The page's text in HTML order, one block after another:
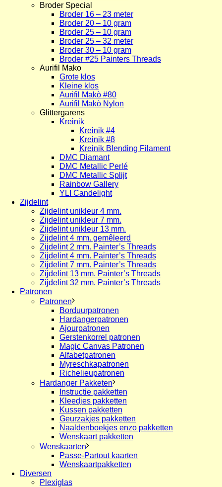
Broder Special
Broder 16 – 23 meter
Broder 20 – 10 gram
Broder 25 – 10 gram
Broder 25 – 32 meter
Broder 30 – 10 gram
Broder #25 Painters Threads
Aurifil Mako
Grote klos
Kleine klos
Aurifil Makò #80
Aurifil Makò Nylon
Glittergarens
Kreinik
Kreinik #4
Kreinik #8
Kreinik Blending Filament
DMC Diamant
DMC Metallic Perlé
DMC Metallic Splijt
Rainbow Gallery
YLI Candelight
Zijdelint
Zijdelint unikleur 4 mm.
Zijdelint unikleur 7 mm.
Zijdelint unikleur 13 mm.
Zijdelint 4 mm. gemêleerd
Zijdelint 2 mm. Painter’s Threads
Zijdelint 4 mm. Painter’s Threads
Zijdelint 7 mm. Painter’s Threads
Zijdelint 13 mm. Painter’s Threads
Zijdelint 32 mm. Painter’s Threads
Patronen
Patronen
Borduurpatronen
Hardangerpatronen
Ajourpatronen
Gerstenkorrel patronen
Magic Canvas Patronen
Alfabetpatronen
Myreschkapatronen
Richelieupatronen
Hardanger Pakketen
Instructie pakketten
Kleedjes pakketten
Kussen pakketten
Geurzakjes pakketten
Naaldenboekjes enzo pakketten
Wenskaart pakketten
Wenskaarten
Passe-Partout kaarten
Wenskaartpakketten
Diversen
Plexiglas